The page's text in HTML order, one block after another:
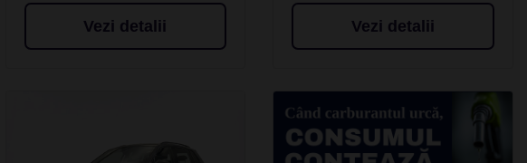
Vezi detalii Vezi detalii